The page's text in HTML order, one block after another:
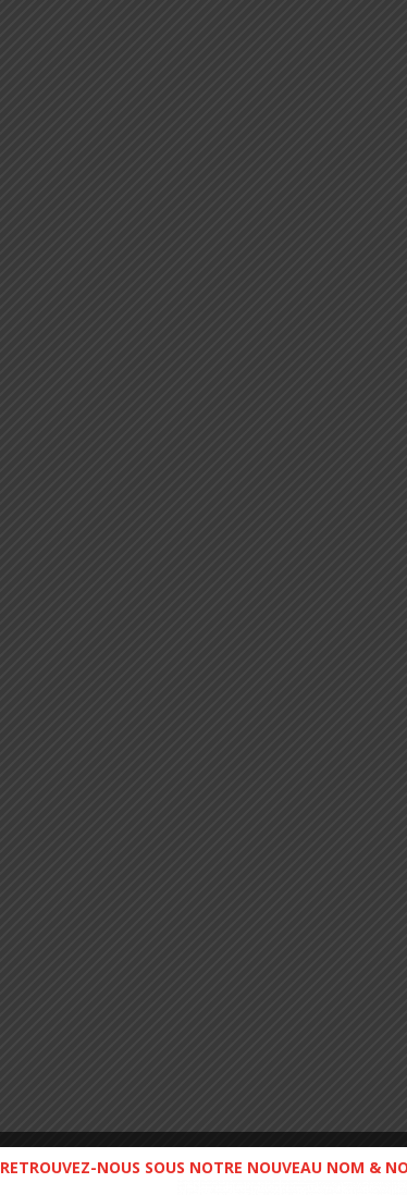
RETROUVEZ-NOUS SOUS NOTRE NOUVEAU NOM &